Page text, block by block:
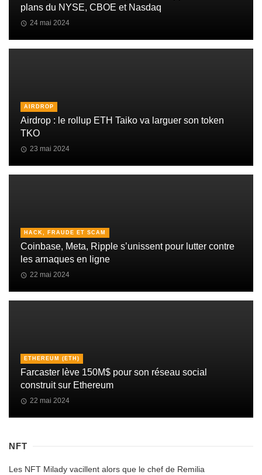
plans du NYSE, CBOE et Nasdaq
24 mai 2024
AIRDROP
Airdrop : le rollup ETH Taiko va larguer son token
TKO
23 mai 2024
HACK, FRAUDE ET SCAM
Coinbase, Meta, Ripple s’unissent pour lutter contre
les arnaques en ligne
22 mai 2024
ETHEREUM (ETH)
Farcaster lève 150M$ pour son réseau social
construit sur Ethereum
22 mai 2024
NFT
Les NFT Milady vacillent alors que le chef de Remilia